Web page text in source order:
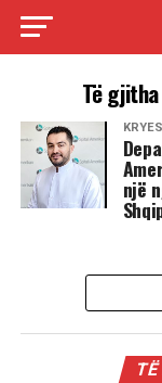
Të
një